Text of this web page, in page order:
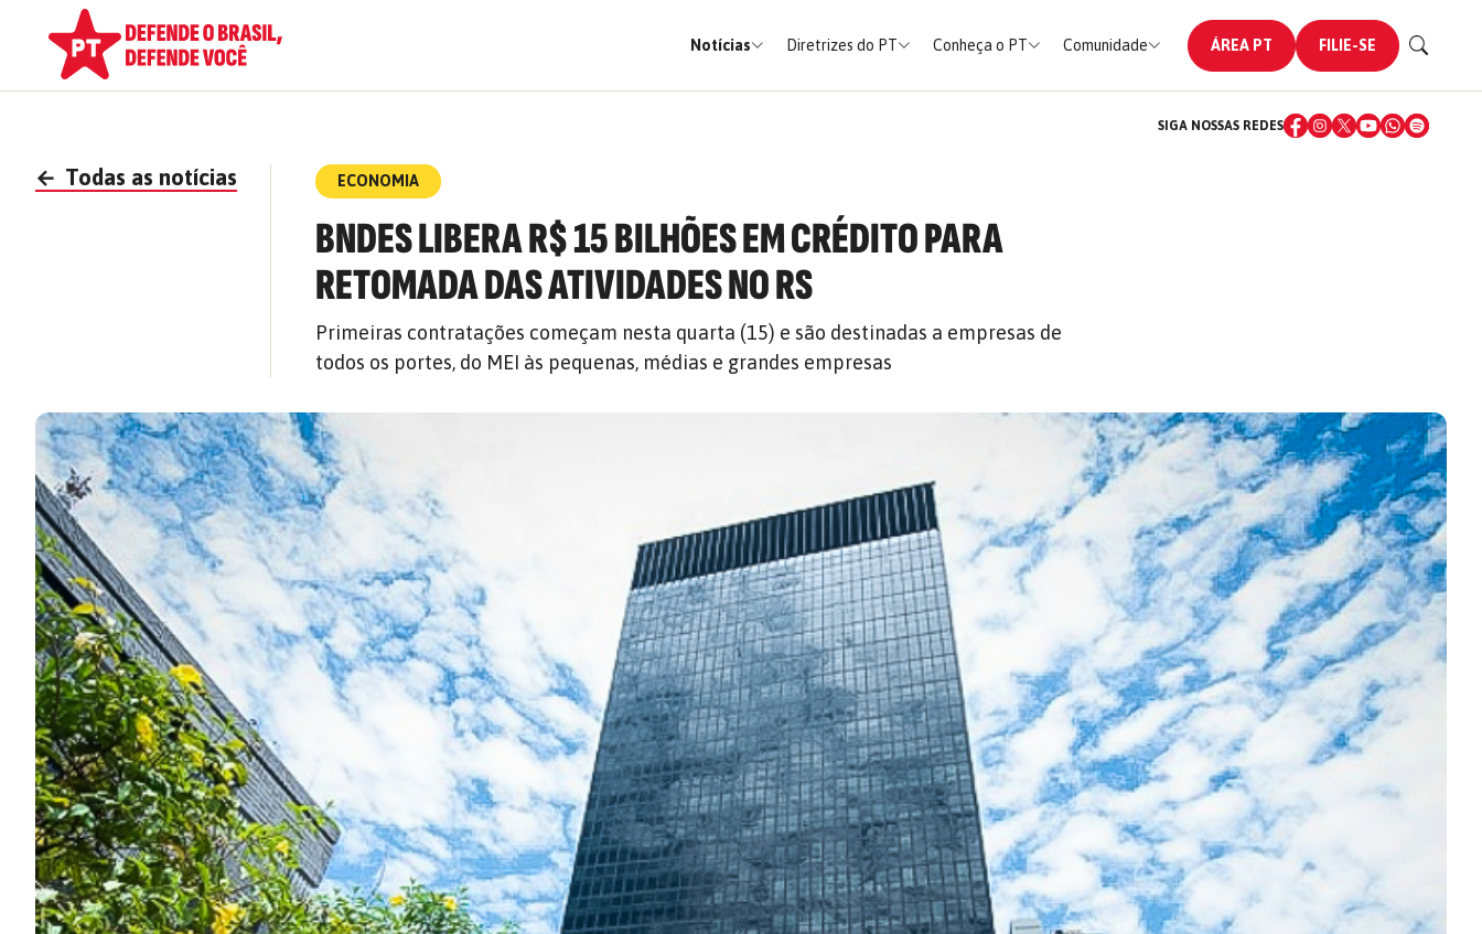
Notícias Diretrizes do PT Conheça o PT Comunidade ÁREA PT FILIE-SE
SIGA NOSSAS REDES
← Todas as notícias ECONOMIA
BNDES LIBERA R$ 15 BILHÕES EM CRÉDITO PARA
RETOMADA DAS ATIVIDADES NO RS
Primeiras contratações começam nesta quarta (15) e são destinadas a empresas de
todos os portes, do MEI às pequenas, médias e grandes empresas